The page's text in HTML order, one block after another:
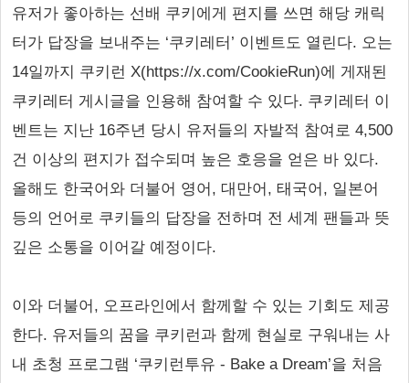
유저가 좋아하는 선배 쿠키에게 편지를 쓰면 해당 캐릭
터가 답장을 보내주는 ‘쿠키레터’ 이벤트도 열린다. 오는
14일까지 쿠키런 X(https://x.com/CookieRun)에 게재된
쿠키레터 게시글을 인용해 참여할 수 있다. 쿠키레터 이
벤트는 지난 16주년 당시 유저들의 자발적 참여로 4,500
건 이상의 편지가 접수되며 높은 호응을 얻은 바 있다.
올해도 한국어와 더불어 영어, 대만어, 태국어, 일본어
등의 언어로 쿠키들의 답장을 전하며 전 세계 팬들과 뜻
깊은 소통을 이어갈 예정이다.
이와 더불어, 오프라인에서 함께할 수 있는 기회도 제공
한다. 유저들의 꿈을 쿠키런과 함께 현실로 구워내는 사
내 초청 프로그램 ‘쿠키런투유 - Bake a Dream’을 처음